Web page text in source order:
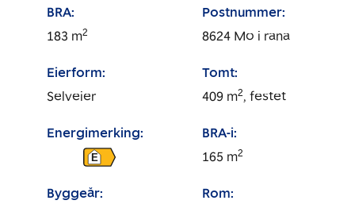
BRA:
183 m2
Postnummer:
8624 Mo i rana
Eierform:
Selveier
Tomt:
409 m2, festet
Energimerking:
E
BRA-i:
165 m2
Byggeår:
Rom: